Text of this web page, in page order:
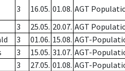
3 16.05. 01.08. AGT
3 25.05. 20.07. AGT
3 01.06. 15.08. AGT-
3 15.05. 31.07. AGT-
3 27.05. 01.08. AGT-